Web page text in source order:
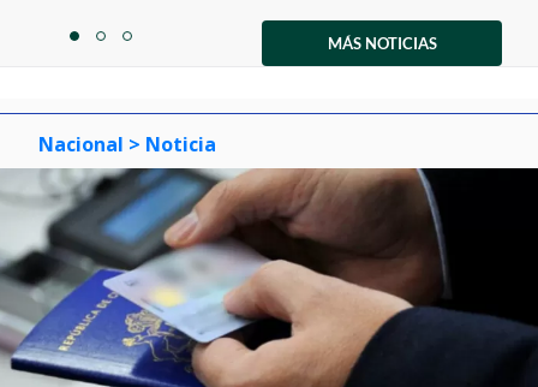
itemitemitem
MÁS NOTICIAS
Nacional > Noticia